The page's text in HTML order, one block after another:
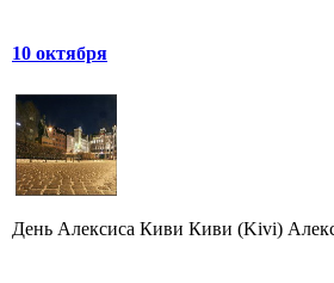
10 октября
День Алексиса Киви Киви (Kivi)